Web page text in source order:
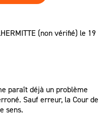
(non vérifié) le 19
paraît déjà un problème
Sauf erreur, la Cour de
sens.